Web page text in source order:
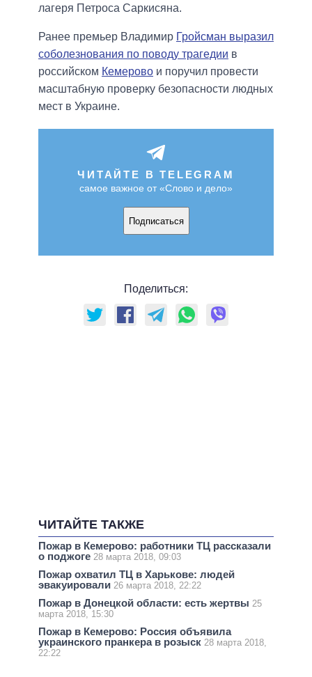
лагеря Петроса Саркисяна.
Ранее премьер Владимир Гройсман выразил
соболезнования по поводу трагедии в
российском Кемерово и поручил провести
масштабную проверку безопасности людных
мест в Украине.
ЧИТАЙТЕ В TELEGRAM
самое важное от «Слово и дело»
Подписаться
Поделиться:
ЧИТАЙТЕ ТАКЖЕ
Пожар в Кемерово: работники ТЦ рассказали
о поджоге 28 марта 2018, 09:03
Пожар охватил ТЦ в Харькове: людей
эвакуировали 26 марта 2018, 22:22
Пожар в Донецкой области: есть жертвы 25
марта 2018, 15:30
Пожар в Кемерово: Россия объявила
украинского пранкера в розыск 28 марта 2018,
22:22